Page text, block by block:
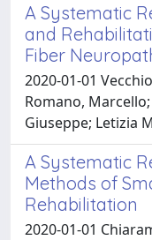
A Systematic
and
Fiber
2020-01-01
Romano,
Giuseppe; Letizia
A Systematic
Methods of
Rehabilitation
2020-01-01